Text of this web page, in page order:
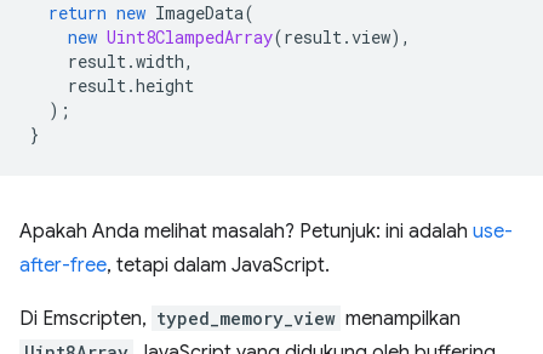
return new ImageData(
new Uint8ClampedArray(result.view),
result.width,
result.height
);
}
Apakah Anda melihat masalah? Petunjuk: ini adalah use-
after-free, tetapi dalam JavaScript.
Di Emscripten, typed_memory_view menampilkan